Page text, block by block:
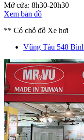
Mở cửa: 8h30-20h30
Xem bản đồ
** Có chỗ đỗ Xe hơi
Vũng Tàu 548